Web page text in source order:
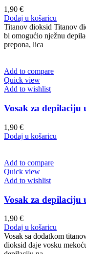
1,90 €
Dodaj u košaricu
Titanov dioksid Titanov
bi omogućio nježnu
prepona, lica
Add to compare
Quick view
Add to wishlist
Vosak za
1,90 €
Dodaj u košaricu
Add to compare
Quick view
Add to wishlist
Vosak za
1,90 €
Dodaj u košaricu
Vosak sa dodatkom
dioksid daje vosku